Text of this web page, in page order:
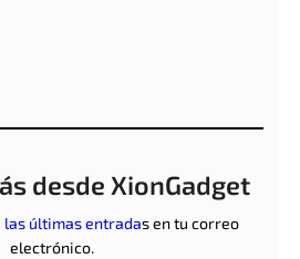
desde XionGadget
últimas entradas en tu correo
electrónico.